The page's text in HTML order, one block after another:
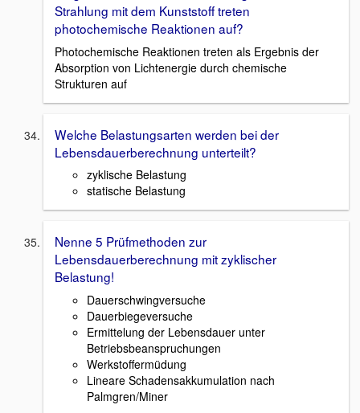
Strahlung mit dem Kunststoff treten
photochemische Reaktionen auf?
Photochemische Reaktionen treten als Ergebnis der
Absorption von Lichtenergie durch chemische
Strukturen auf
Welche Belastungsarten werden bei der
Lebensdauerberechnung unterteilt?
zyklische Belastung
statische Belastung
Nenne 5 Prüfmethoden zur
Lebensdauerberechnung mit zyklischer
Belastung!
Dauerschwingversuche
Dauerbiegeversuche
Ermittelung der Lebensdauer unter
Betriebsbeanspruchungen
Werkstoffermüdung
Lineare Schadensakkumulation nach
Palmgren/Miner